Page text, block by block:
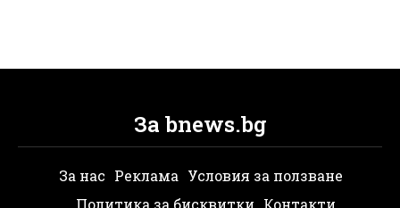
За bnews.bg
За нас Реклама Условия за ползване
Политика за бисквитки Контакти